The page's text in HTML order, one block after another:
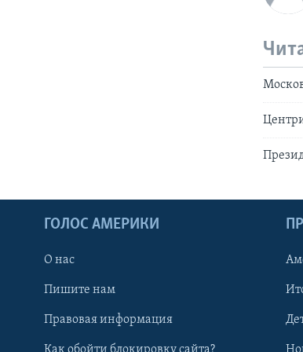
ГОЛОС АМЕРИКИ
О нас
Пишите нам
Правовая информация
Как обойти блокировку сайта?